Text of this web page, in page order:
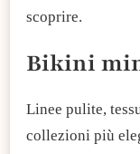
scoprire.
Bikini
Linee pulite,
collezioni più